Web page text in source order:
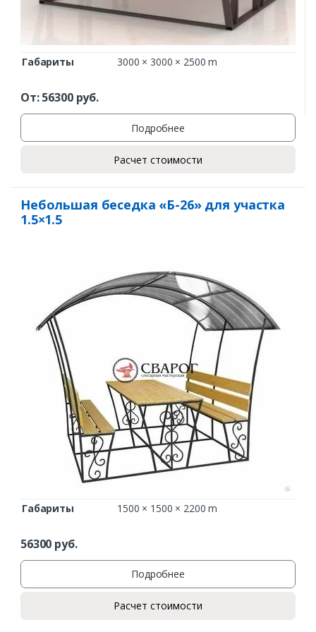
Габариты 3000 × 3000 × 2500 m
От:56300руб.
Подробнее
Расчет стоимости
Небольшая беседка «Б-26» для участка
1.5×1.5
Габариты 1500 × 1500 × 2200 m
56300 руб.
Подробнее
Расчет стоимости